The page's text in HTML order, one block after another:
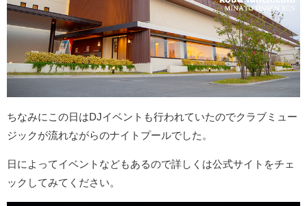
ちなみにこの日はDJイベントも行われていたのでクラブミュー
ジックが流れながらのナイトプールでした。
日によってイベントなどもあるので詳しくは公式サイトをチェ
ックしてみてください。